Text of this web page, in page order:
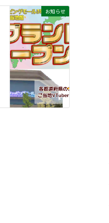
お知らせ